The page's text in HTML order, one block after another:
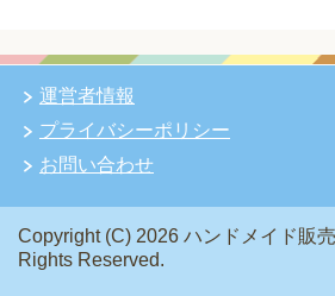
運営者情報
プライバシーポリシー
お問い合わせ
Copyright (C) 2026 ハンドメイド販
Rights Reserved.